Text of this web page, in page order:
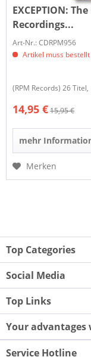
EXCEPTION:The
Recordings...
Art-Nr.: CDRPM956
Artikel muss
(RPM Records) 26
14,95 €15,95 €
mehr
Merken
Top Categories
Social Media
Top Links
Your advantages
Service Hotline